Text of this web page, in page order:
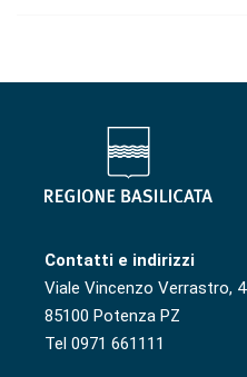
Contatti e indirizzi
Viale Vincenzo Verrastro, 4
85100 Potenza PZ
Tel 0971 661111